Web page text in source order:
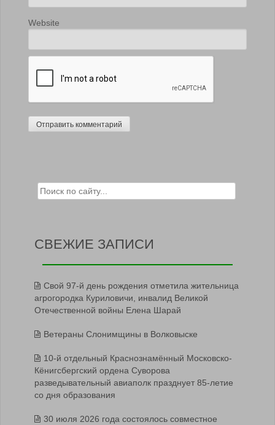
Website
Search for:
СВЕЖИЕ ЗАПИСИ
Свой 97-й день рождения отметила жительница
агрогородка Куриловичи, инвалид Великой
Отечественной войны Елена Шарай
Ветераны Слонимщины в Волковыске
10-й отдельный Краснознамённый Московско-
Кёнигсбергский ордена Суворова
разведывательный авиаполк празднует 85-летие
со дня образования
30 июля 2026 года состоялось совместное